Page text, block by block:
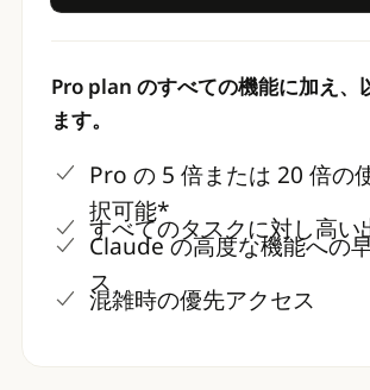
Pro plan のすべての機能に加え、
ます。
Pro の 5 倍または 20 倍の
択可能*
すべてのタスクに対し高い
Claude の高度な機能への
ス
混雑時の優先アクセス